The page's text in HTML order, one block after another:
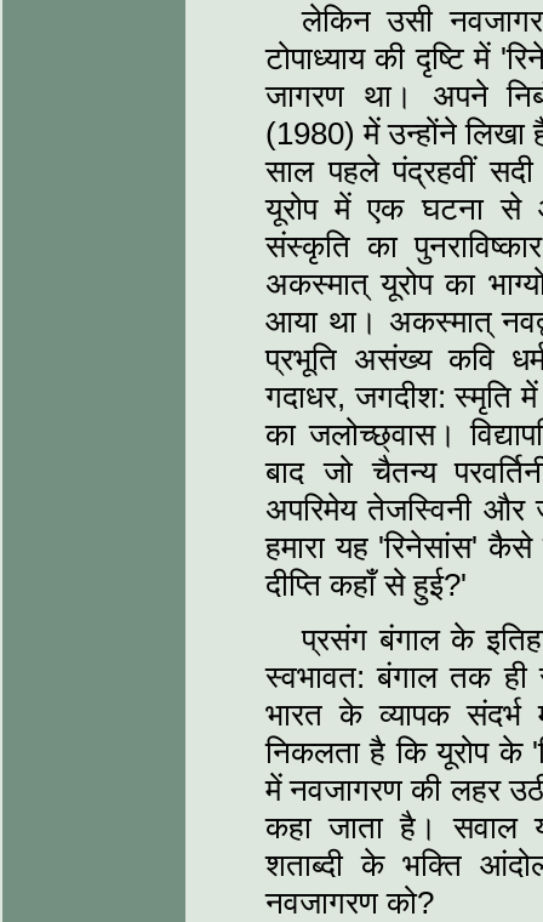
लेकिन उसी
टोपाध्‍याय की दृष्टि में
जागरण था। अपने
(1980) में उन्‍होंने लिखा
साल पहले पंद्रहवीं
यूरोप में एक घटना से
संस्‍कृति का
अकस्‍मात् यूरोप का
आया था। अकस्‍मात्
प्रभूति असंख्‍य कवि
गदाधर, जगदीश: स्‍मृति
का जलोच्‍छ्​वास।
बाद जो चैतन्‍य
अपरिमेय तेजस्विनी
हमारा यह 'रिनेसांस'
दीप्ति कहाँ से हुई?'
प्रसंग बंगाल के
स्‍वभावत: बंगाल तक ही
भारत के व्‍यापक संदर्भ
निकलता है कि यूरोप के
में नवजागरण की लहर
कहा जाता है। सवाल
शताब्‍दी के भक्ति
नवजागरण को?